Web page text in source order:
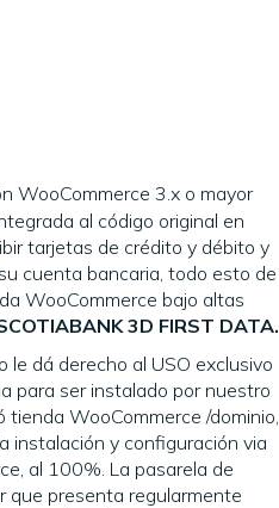
WooCommerce 3.x o mayor
al código original en
tarjetas de crédito y débito y
cuenta bancaria, todo esto de
WooCommerce bajo altas
3D FIRST DATA.
dá derecho al USO exclusivo
para ser instalado por nuestro
WooCommerce /dominio,
instalación y configuración via
al 100%. La pasarela de
que presenta regularmente